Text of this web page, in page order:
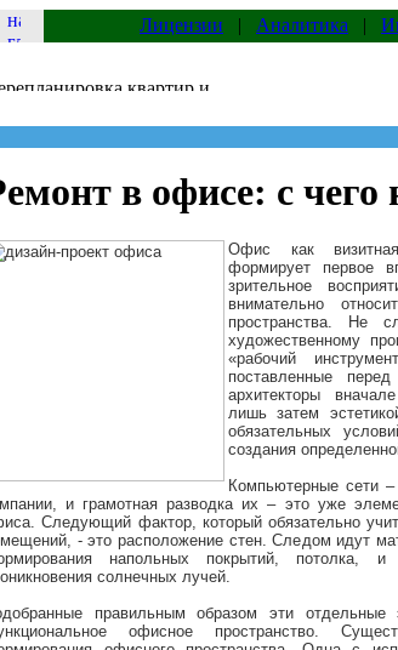
Лицензии | Аналитика |
в офисе: с чего
Офис как
формирует первое
зрительное
внимательно
пространства. Не
художественному
«рабочий
поставленные
архитекторы
лишь затем
обязательных
создания
Компьютерные сети
и грамотная разводка их – это уже
Следующий фактор, который обязательно
- это расположение стен. Следом идут
напольных покрытий, потолка,
солнечных лучей.
правильным образом эти
офисное пространство.